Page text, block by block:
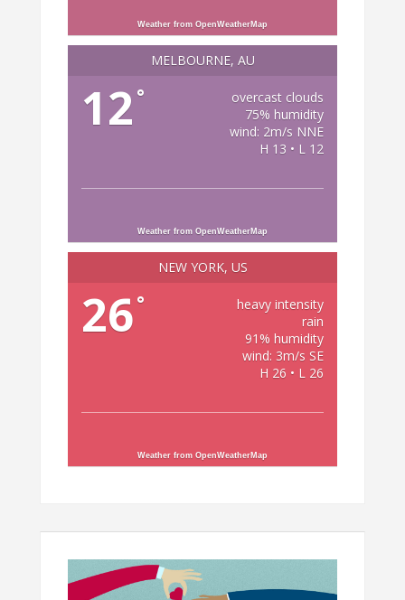
Weather from OpenWeatherMap
MELBOURNE, AU
12 °
overcast clouds
75% humidity
wind: 2m/s NNE
H 13 • L 12
Weather from OpenWeatherMap
NEW YORK, US
26°
heavy intensity
rain
91% humidity
wind: 3m/s SE
H 26 • L 26
Weather from OpenWeatherMap